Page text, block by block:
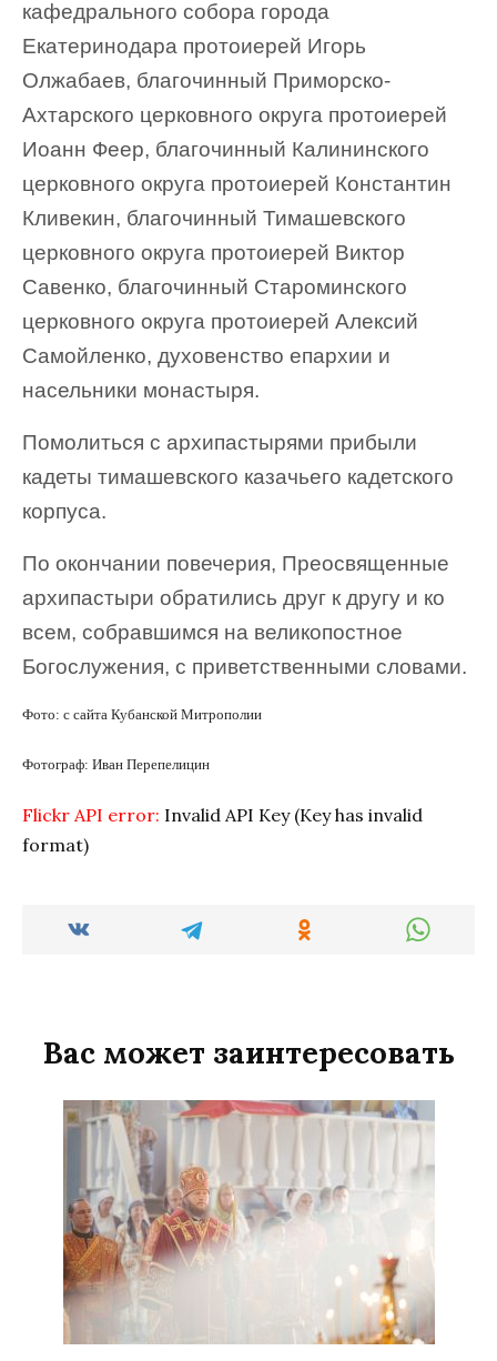
кафедрального собора города
Екатеринодара протоиерей Игорь
Олжабаев, благочинный Приморско-
Ахтарского церковного округа протоиерей
Иоанн Феер, благочинный Калининского
церковного округа протоиерей Константин
Кливекин, благочинный Тимашевского
церковного округа протоиерей Виктор
Савенко, благочинный Староминского
церковного округа протоиерей Алексий
Самойленко, духовенство епархии и
насельники монастыря.
Помолиться с архипастырями прибыли
кадеты тимашевского казачьего кадетского
корпуса.
По окончании повечерия, Преосвященные
архипастыри обратились друг к другу и ко
всем, собравшимся на великопостное
Богослужения, с приветственными словами.
Фото: с сайта Кубанской Митрополии
Фотограф: Иван Перепелицин
Flickr API error: Invalid API Key (Key has invalid
format)
Вас может заинтересовать